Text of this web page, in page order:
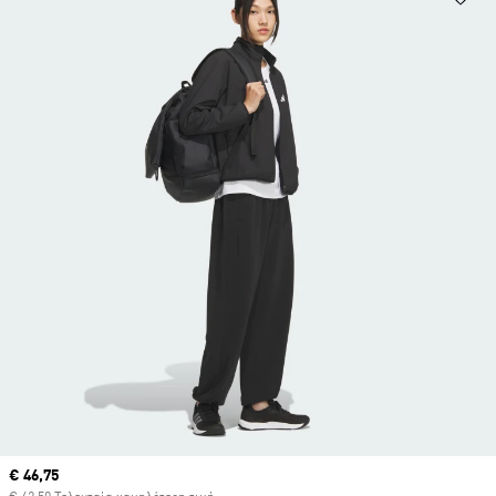
Current price
€ 46,75